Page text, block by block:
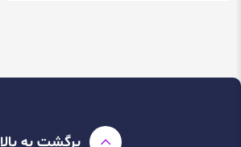
برگشت به بالا